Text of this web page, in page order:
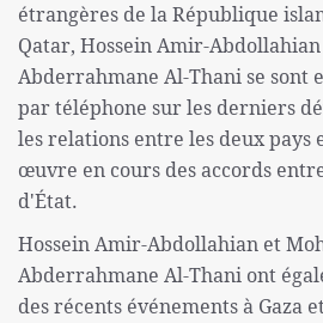
étrangères de la République
Qatar, Hossein Amir-
Abderrahmane Al-Thani se sont
par téléphone sur les derniers
les relations entre les deux pays
œuvre en cours des accords
d'État.
Hossein Amir-Abdollahian et
Abderrahmane Al-Thani ont
des récents événements à Gaza